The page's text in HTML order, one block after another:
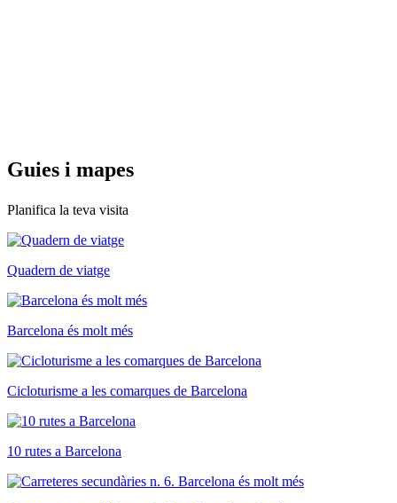
Guies i mapes
Planifica la teva visita
Quadern de viatge
Barcelona és molt més
Cicloturisme a les comarques de Barcelona
10 rutes a Barcelona